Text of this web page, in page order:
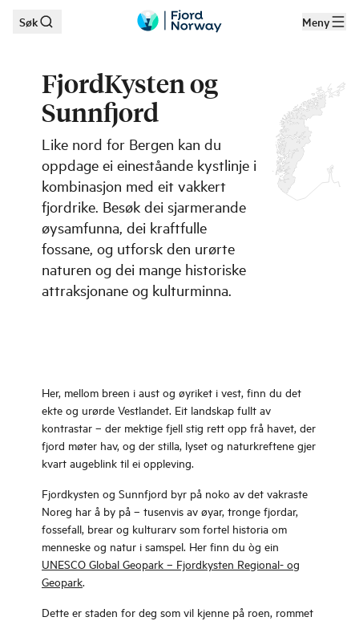
Hopp til hovedinnhold
Søk Meny
FjordKysten og
Sunnfjord
Like nord for Bergen kan du
oppdage ei eineståande kystlinje i
kombinasjon med eit vakkert
fjordrike. Besøk dei sjarmerande
øysamfunna, dei kraftfulle
fossane, og utforsk den urørte
naturen og dei mange historiske
attraksjonane og kulturminna.
Her, mellom breen i aust og øyriket i vest, finn du det
ekte og urørde Vestlandet. Eit landskap fullt av
kontrastar – der mektige fjell stig rett opp frå havet, der
fjord møter hav, og der stilla, lyset og naturkreftene gjer
kvart augeblink til ei oppleving.
Fjordkysten og Sunnfjord byr på noko av det vakraste
Noreg har å by på – tusenvis av øyar, tronge fjordar,
fossefall, brear og kulturarv som fortel historia om
menneske og natur i samspel. Her finn du òg ein
UNESCO Global Geopark – Fjordkysten Regional- og
Geopark.
Dette er staden for deg som vil kjenne på roen, rommet